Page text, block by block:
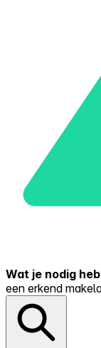
Wat je nodig
een erkend